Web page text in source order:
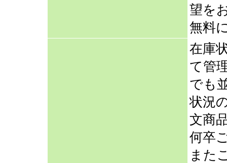
望を
無料
在庫
て管
でも
状況
文商
何卒
また